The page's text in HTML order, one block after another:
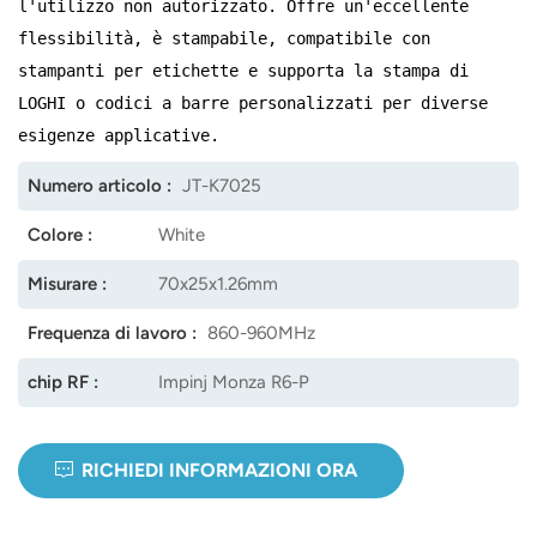
l'utilizzo non autorizzato. Offre un'eccellente
flessibilità, è stampabile, compatibile con
stampanti per etichette e supporta la stampa di
LOGHI o codici a barre personalizzati per diverse
esigenze applicative.
Numero articolo : JT-K7025
Colore : White
Misurare : 70x25x1.26mm
Frequenza di lavoro : 860-960MHz
chip RF : Impinj Monza R6-P
RICHIEDI INFORMAZIONI ORA